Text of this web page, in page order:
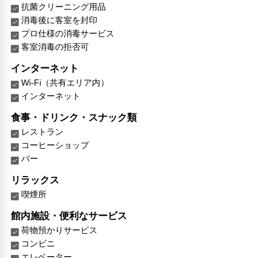
抗菌クリーニング用品
消毒後に客室を封印
プロ仕様の消毒サービス
客室消毒の拒否可
インターネット
Wi-Fi（共有エリア内）
インターネット
食事・ドリンク・スナック類
レストラン
コーヒーショップ
バー
リラックス
喫煙所
館内施設・便利なサービス
荷物預かりサービス
コンビニ